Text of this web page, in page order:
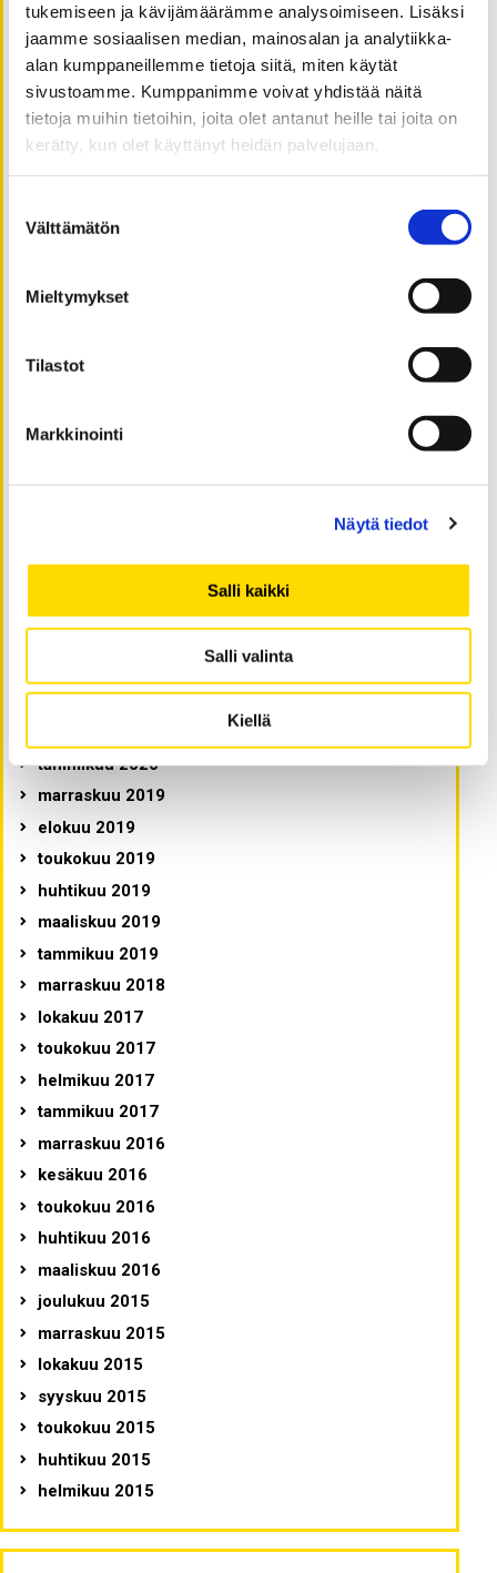
tukemiseen ja kävijämäärämme analysoimiseen. Lisäksi
jaamme sosiaalisen median, mainosalan ja analytiikka-
alan kumppaneillemme tietoja siitä, miten käytät
sivustoamme. Kumppanimme voivat yhdistää näitä
tietoja muihin tietoihin, joita olet antanut heille tai joita on
kerätty, kun olet käyttänyt heidän palvelujaan.
valinta
Välttämätön
Mieltymykset
Tilastot
Markkinointi
Näytä tiedot
Salli kaikki
Salli valinta
Kiellä
Arkistot
tammikuu 2026
helmikuu 2025
lokakuu 2022
huhtikuu 2022
maaliskuu 2020
tammikuu 2020
marraskuu 2019
elokuu 2019
toukokuu 2019
huhtikuu 2019
maaliskuu 2019
tammikuu 2019
marraskuu 2018
lokakuu 2017
toukokuu 2017
helmikuu 2017
tammikuu 2017
marraskuu 2016
kesäkuu 2016
toukokuu 2016
huhtikuu 2016
maaliskuu 2016
joulukuu 2015
marraskuu 2015
lokakuu 2015
syyskuu 2015
toukokuu 2015
huhtikuu 2015
helmikuu 2015